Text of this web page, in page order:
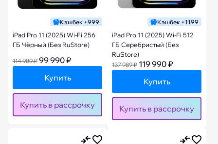
Кэшбек +999
iPad Pro 11 (2025) Wi-Fi 256
ГБ Чёрный (Без RuStore)
114 989 ₽ 99 990 ₽
Купить
Купить в рассрочку
Кэшбек +1199
iPad Pro 11 (2025) Wi-Fi 512
ГБ Серебристый (Без
RuStore)
137 989 ₽ 119 990 ₽
Купить
Купить в рассрочку